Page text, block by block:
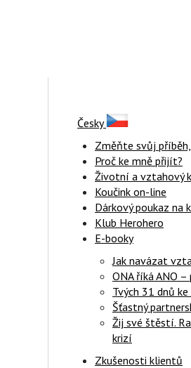
Česky
Změňte svůj
Proč ke mně přijít?
Životní a vztahový
Koučink on-line
Dárkový poukaz na
Klub Herohero
E-booky
Jak navázat
ONA říká ANO
Tvých 31 dnů
Šťastný
Žij své štěstí.
krizí
Zkušenosti klientů